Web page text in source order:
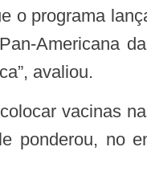
Americana
avaliou.
ponderou, no